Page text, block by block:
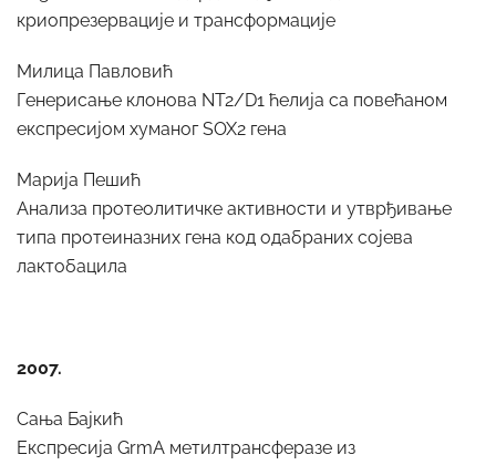
криопрезервације и трансформације
Милица Павловић
Генерисање клонова NT2/D1 ћелија са повећаном
експресијом хуманог SOX2 гена
Марија Пешић
Анализа протеолитичке активности и утврђивање
типа протеиназних гена код одабраних сојева
лактобацила
2007.
Сања Бајкић
Експресија GrmA метилтрансферазе из